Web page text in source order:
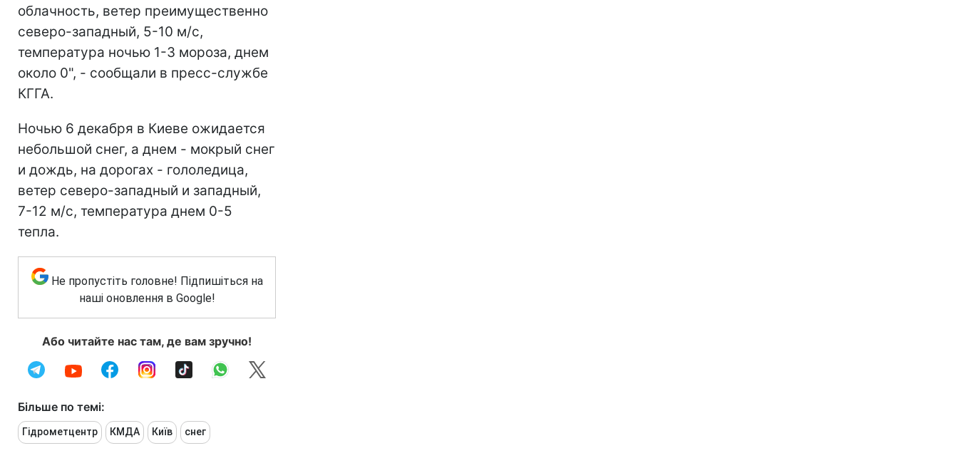
облачность, ветер преимущественно
северо-западный, 5-10 м/с,
температура ночью 1-3 мороза, днем
около 0", - сообщали в пресс-службе
КГГА.
Ночью 6 декабря в Киеве ожидается
небольшой снег, а днем - мокрый снег
и дождь, на дорогах - гололедица,
ветер северо-западный и западный,
7-12 м/с, температура днем 0-5
тепла.
Не пропустіть головне! Підпишіться на
наші оновлення в Google!
Або читайте нас там, де вам зручно!
Більше по темі:
Гідрометцентр КМДА Київ снег